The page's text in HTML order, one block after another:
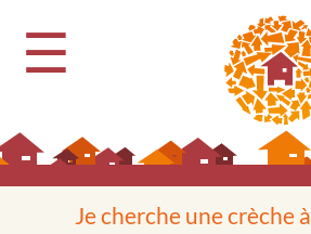
☰
Je cherche une crèche à